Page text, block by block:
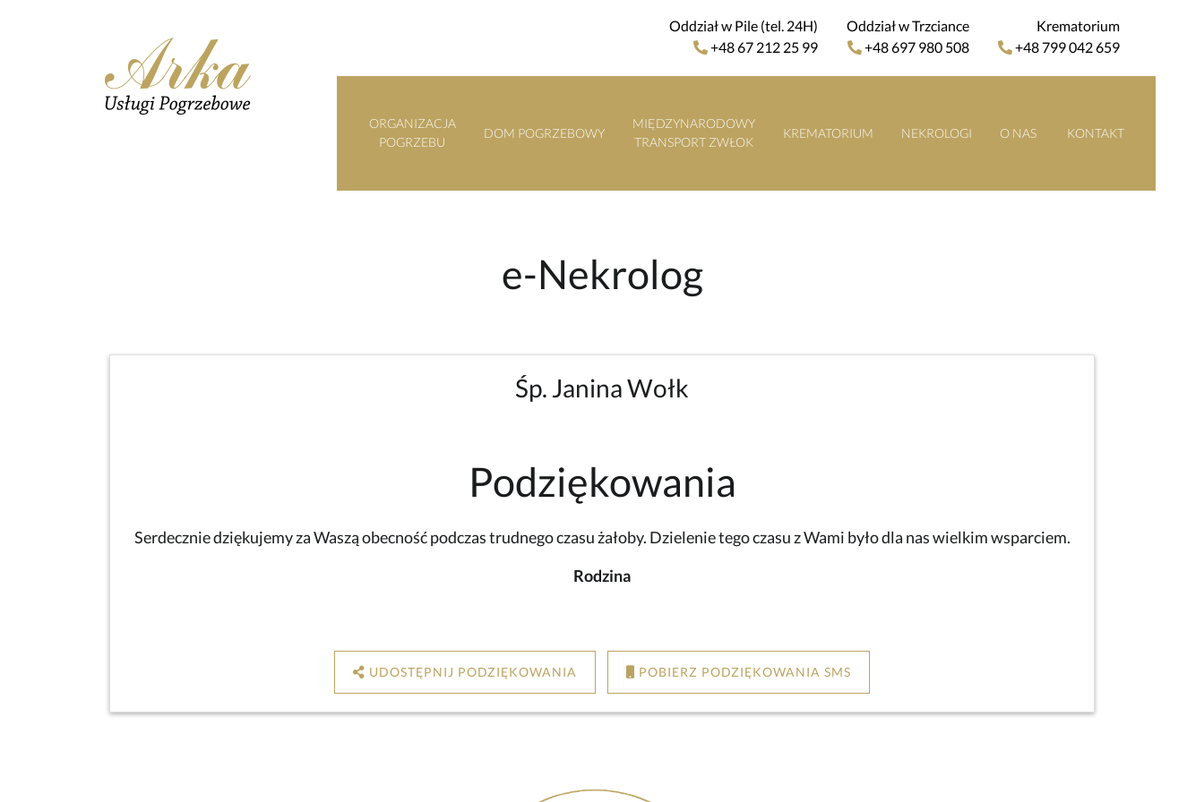
Oddział w Pile (tel. 24H)
+48 67 212 25 99
Oddział w Trzciance
+48 697 980 508
Krematorium
+48 799 042 659
ORGANIZACJA
POGRZEBU
DOM POGRZEBOWY
MIĘDZYNARODOWY
TRANSPORT ZWŁOK
KREMATORIUM NEKROLOGI O NAS KONTAKT
e-Nekrolog
Śp. Janina Wołk
Podziękowania
Serdecznie dziękujemy za Waszą obecność podczas trudnego czasu żałoby. Dzielenie tego czasu z Wami było dla nas wielkim wsparciem.
Rodzina
UDOSTĘPNIJ PODZIĘKOWANIA POBIERZ PODZIĘKOWANIA SMS